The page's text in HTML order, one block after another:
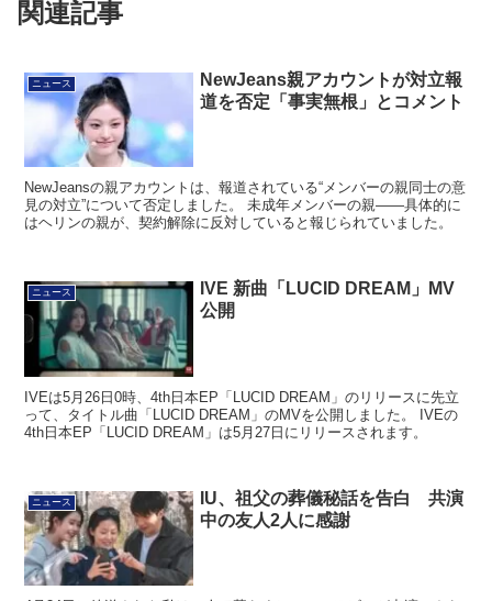
関連記事
ニュース
NewJeans親アカウントが対立報
道を否定「事実無根」とコメント
NewJeansの親アカウントは、報道されている“メンバーの親同士の意
見の対立”について否定しました。 未成年メンバーの親――具体的に
はヘリンの親が、契約解除に反対していると報じられていました。
ニュース
IVE 新曲「LUCID DREAM」MV
公開
IVEは5月26日0時、4th日本EP「LUCID DREAM」のリリースに先立
って、タイトル曲「LUCID DREAM」のMVを公開しました。 IVEの
4th日本EP「LUCID DREAM」は5月27日にリリースされます。
ニュース
IU、祖父の葬儀秘話を告白 共演
中の友人2人に感謝